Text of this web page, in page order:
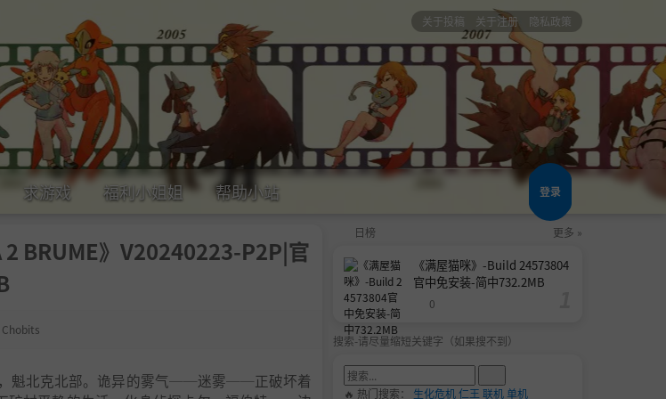
关于投稿 关于注册 隐私政策
求游戏 福利小姐姐 帮助小站 登录
BRUME》V20240223-P2P|官
Chobits
魁北克北部。诡异的雾气──迷雾──正破坏着
日榜 更多 »
《满屋猫咪》-Build 24573804
官中免安装-简中732.2MB
0
搜索-请尽量缩短关键字（如果搜不到）
🔥 热门搜索： 生化危机仁王 联机单机